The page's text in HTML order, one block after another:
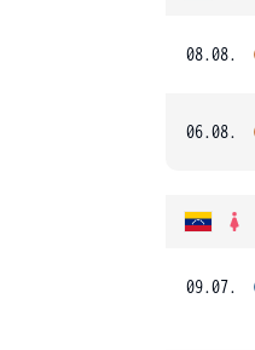
08.08.
06.08.
09.07.